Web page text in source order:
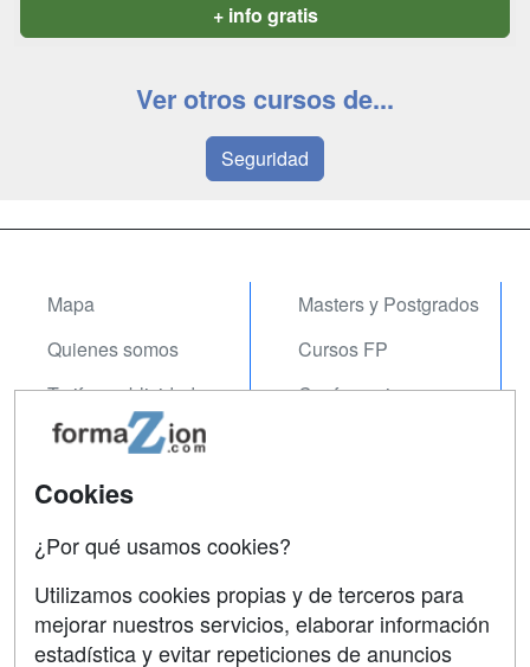
+ info gratis
Ver otros cursos de...
Seguridad
Mapa
Quienes somos
Tarifas publicidad
Acceso Usuarios
Acceso Centros
Masters y Postgrados
Cursos FP
Conferencias
Contactar
Confidencialidad
Cookies
¿Por qué usamos cookies?
Utilizamos cookies propias y de terceros para
mejorar nuestros servicios, elaborar información
estadística y evitar repeticiones de anuncios